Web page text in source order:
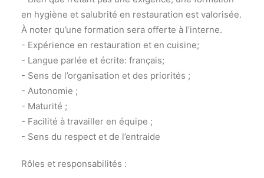
en hygiène et salubrité en restauration est valorisée.
À noter qu’une formation sera offerte à l’interne.
- Expérience en restauration et en cuisine;
- Langue parlée et écrite: français;
- Sens de l’organisation et des priorités ;
- Autonomie ;
- Maturité ;
- Facilité à travailler en équipe ;
- Sens du respect et de l’entraide
Rôles et responsabilités :